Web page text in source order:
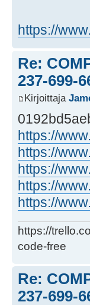
https://
Re:
237-699-
Kirjoittaja
https://
https://
https://
https://
https://
https://
code-free
Re:
237-699-